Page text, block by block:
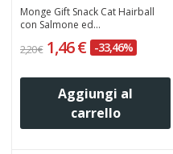
Monge Gift Snack Cat Hairball
con Salmone ed...
2,20 € 1,46 € -33,46%
Aggiungi al
carrello